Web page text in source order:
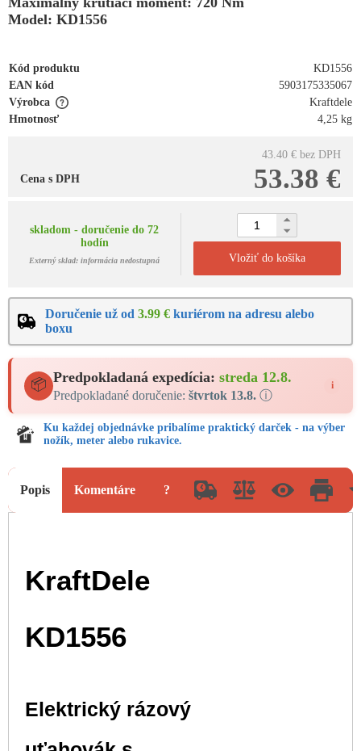
Model: KD1556
Kód produktu
KD1556
EAN kód
5903175335067
Výrobca
Kraftdele
Hmotnosť
4,25 kg
43.40 € bez DPH
53.38 €
Cena s DPH
skladom - doručenie do 72
hodín
Externý sklad: informácia nedostupná Vložiť do košíka
Doručenie už od 3.99 € kuriérom na adresu alebo
boxu
📦 Predpokladaná expedícia: streda 12.8.
Predpokladané doručenie: štvrtok 13.8. ⓘ
i
Ku každej objednávke pribalíme praktický darček - na výber
nožík, meter alebo rukavice.
Popis Komentáre ?
KraftDele
KD1556
Elektrický rázový